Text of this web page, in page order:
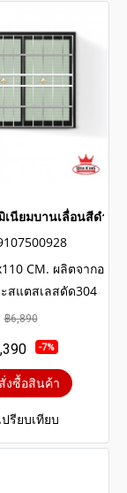
เนียมบานเลื่อนสีดำส
CM. ผลิตจากอ
สแตสเลสดัด304
ทาน รับประกันไม่
วใสตัดแสงป้องกัน
อนและรังสียูวี
฿6,890
-7%
สั่งซื้อสินค้า
ปรียบเทียบ